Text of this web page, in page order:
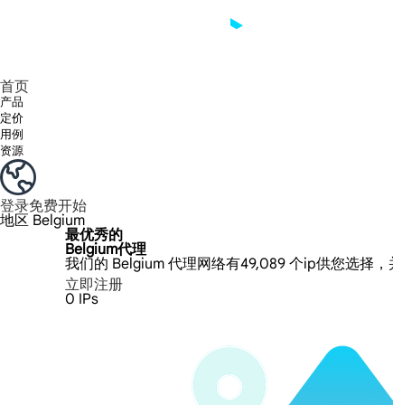
首页
产品
定价
用例
资源
登录免费开始
地区 Belgium
最优秀的
Belgium代理
我们的 Belgium 代理网络有49,089 个ip供您选择
立即注册
0 IPs